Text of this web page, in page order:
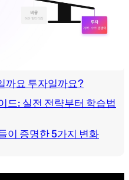
까요 투자일까요?
드: 실전 전략부터 학습법
이 증명한 5가지 변화